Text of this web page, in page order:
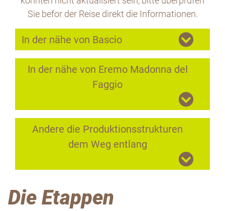
Sie befor der Reise direkt die Informationen.
In der nähe von Bascio
In der nähe von Eremo Madonna del
Faggio
Andere die Produktionsstrukturen
dem Weg entlang
Die Etappen